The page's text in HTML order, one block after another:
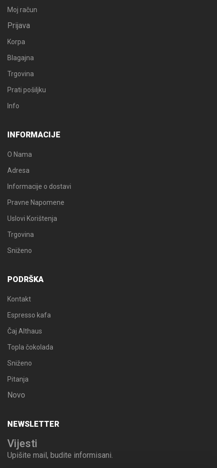
Moj račun
Prijava
Korpa
Blagajna
Trgovina
Prati pošiljku
Info
INFORMACIJE
O Nama
Adresa
Informacije o dostavi
Pravne Napomene
Uslovi Korištenja
Trgovina
Sniženo
PODRŠKA
Kontakt
Espresso kafa
Čaj Althaus
Topla čokolada
Sniženo
Pitanja
Novo
NEWSLETTER
Vijesti
Upišite mail, budite informisani.